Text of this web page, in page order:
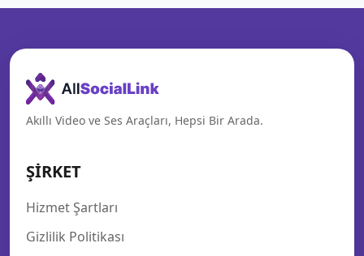
Akıllı Video ve Ses Araçları, Hepsi Bir Arada.
ŞİRKET
Hizmet Şartları
Gizlilik Politikası